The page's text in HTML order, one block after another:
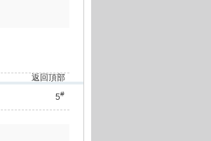
返回頂部
5#